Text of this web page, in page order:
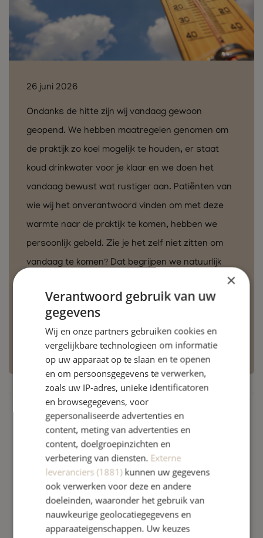
26 juni 2026
Ondanks de hitte zijn wij vandaag gewoon
geopend. We hebben maatregelen genomen om
de praktijk zo koel mogelijk te houden, er staat
koud drinkwater voor je klaar en we doen het
vandaag bewust wat rustiger aan. Patiënten van
wie wij het onverantwoord vinden om met deze
warmte naar de praktijk te komen, hebben we
persoonlijk gebeld. Zie je het zelf niet zitten om
vandaag te komen? Dat begrijpen we natuurlijk
heel goed. In dat geval kun je je afspraak vandaag
kosteloos, ook op het laatste moment, annuleren.
Zorg goed voor jezelf en neem bij twijfel gerust
contact met ons op.
×
Verantwoord gebruik van uw
gegevens
Wij en onze partners gebruiken cookies en
vergelijkbare technologieën om informatie
op uw apparaat op te slaan en te openen
en om persoonsgegevens te verwerken,
zoals uw IP-adres, unieke identificatoren
en browsegegevens, voor
gepersonaliseerde advertenties en
content, meting van advertenties en
content, doelgroepinzichten en
verbetering van diensten. Externe
leveranciers (1881)kunnen uw gegevens
ook verwerken voor deze en andere
doeleinden, waaronder het gebruik van
nauwkeurige geolocatiegegevens en
apparaateigenschappen. Uw keuzes